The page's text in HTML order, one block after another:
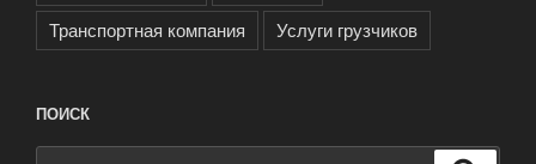
Транспортная компания
Услуги грузчиков
ПОИСК